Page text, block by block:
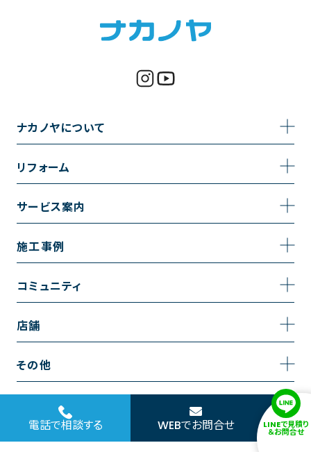
ナカノヤについて
事業内容
採用情報
リフォーム
トイレのリフォーム
キッチンのリフォーム
リノベーション
内装のリフォーム
水回りのリフォーム
外壁のリフォーム
サービス案内
サービスの流れ
施工事例
施工事例一覧
お風呂の施工事例
洗面の施工事例
コミュニティ
コミュニティ
お知らせ
店舗
越谷店
浦和店
その他
お問い合わせ
サイトポリシー
電話で相談する WEBでお問合せ LINEで見積り
＆お問合せ